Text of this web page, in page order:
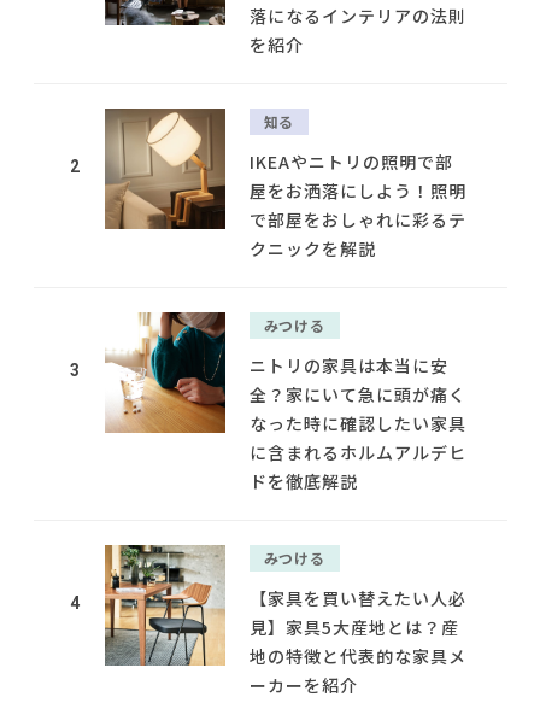
落になるインテリアの法則
を紹介
2
知る
IKEAやニトリの照明で部
屋をお洒落にしよう！照明
で部屋をおしゃれに彩るテ
クニックを解説
3
みつける
ニトリの家具は本当に安
全？家にいて急に頭が痛く
なった時に確認したい家具
に含まれるホルムアルデヒ
ドを徹底解説
4
みつける
【家具を買い替えたい人必
見】家具5大産地とは？産
地の特徴と代表的な家具メ
ーカーを紹介